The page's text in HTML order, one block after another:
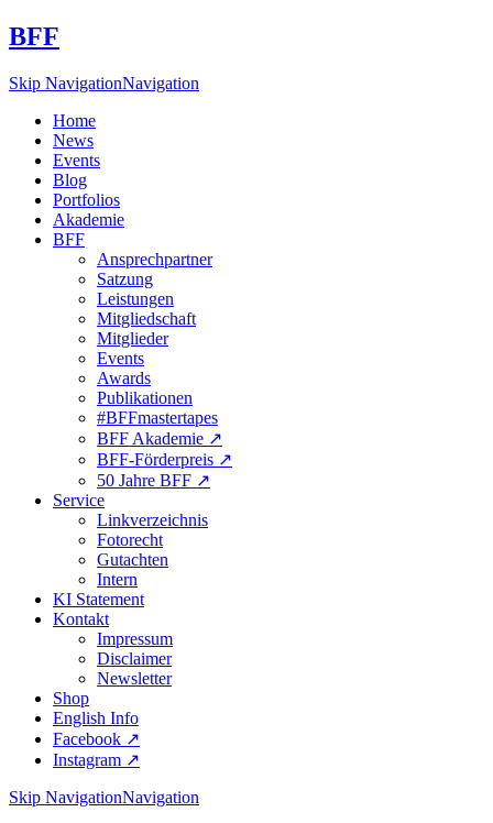
BFF
Skip NavigationNavigation
Home
News
Events
Blog
Portfolios
Akademie
BFF
Ansprechpartner
Satzung
Leistungen
Mitgliedschaft
Mitglieder
Events
Awards
Publikationen
#BFFmastertapes
BFF Akademie ↗︎
BFF-Förderpreis ↗︎
50 Jahre BFF ↗︎
Service
Linkverzeichnis
Fotorecht
Gutachten
Intern
KI Statement
Kontakt
Impressum
Disclaimer
Newsletter
Shop
English Info
Facebook ↗︎
Instagram ↗︎
Skip NavigationNavigation